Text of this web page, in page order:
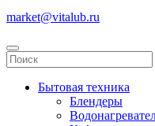
market@vitalub.ru
Бытовая техника
Блендеры